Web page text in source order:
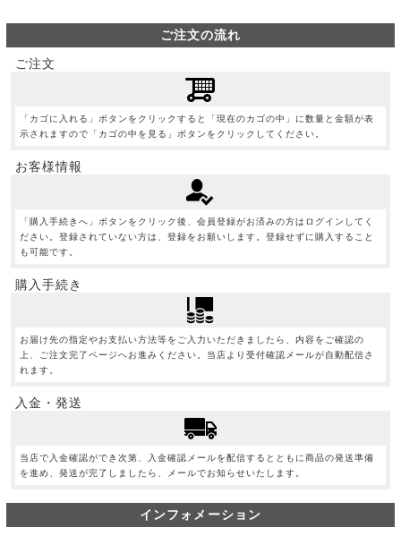
ご注文の流れ
ご注文
「カゴに入れる」ボタンをクリックすると「現在のカゴの中」に数量と金額が表
示されますので「カゴの中を見る」ボタンをクリックしてください。
お客様情報
「購入手続きへ」ボタンをクリック後、会員登録がお済みの方はログインしてく
ださい。登録されていない方は、登録をお願いします。登録せずに購入すること
も可能です。
購入手続き
お届け先の指定やお支払い方法等をご入力いただきましたら、内容をご確認の
上、ご注文完了ページへお進みください。当店より受付確認メールが自動配信さ
れます。
入金・発送
当店で入金確認ができ次第、入金確認メールを配信するとともに商品の発送準備
を進め、発送が完了しましたら、メールでお知らせいたします。
インフォメーション